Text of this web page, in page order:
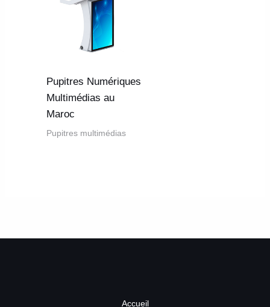
Pupitres Numériques
Multimédias au
Maroc
Pupitres multimédias
Accueil